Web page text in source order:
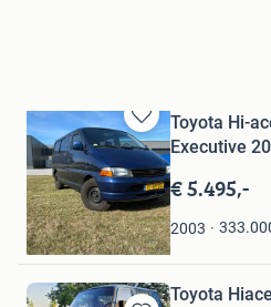
Bewaren
in
Mijn
Favorieten
Toyota Hi-
Executive
€ 5.495,-
2003
J
Schagen
Toyota